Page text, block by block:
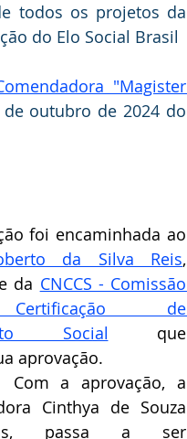
todos os projetos da
do Elo Social Brasil
"Magister
outubro de 2024 do
da Silva Reis,
da CNCCS - Comissão
Certificação  de
Social
que
aprovação.
Com a aprovação, a
Cinthya de Souza
passa a ser